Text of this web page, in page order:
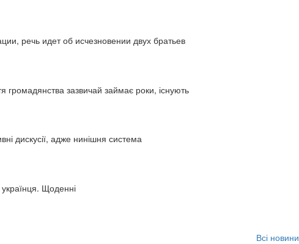
речь идет об исчезновении двух братьев
громадянства зазвичай займає роки, існують
дискусії, адже нинішня система
Щоденні
Всі новини